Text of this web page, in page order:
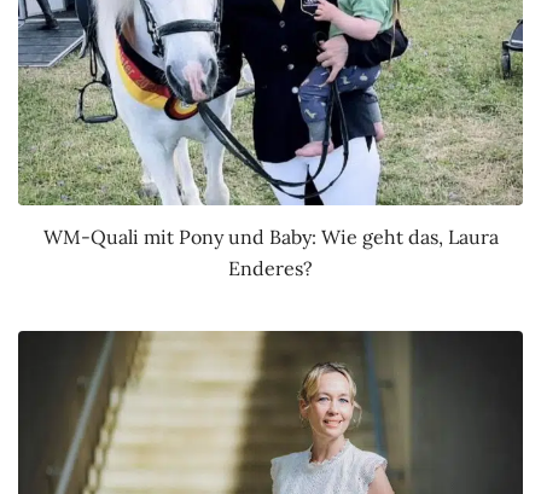
WM-Quali mit Pony und Baby: Wie geht das, Laura
Enderes?